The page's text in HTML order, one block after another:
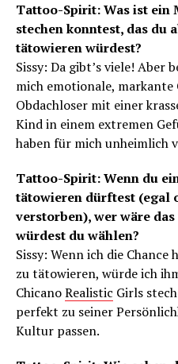
Tattoo-Spirit: Was ist ein
stechen konntest, das du
tätowieren würdest?
Sissy: Da gibt’s viele! Aber
mich emotionale,
Obdachloser mit einer
Kind in einem extremen
haben für mich unheimlich
Tattoo-Spirit: Wenn du
tätowieren dürftest (egal
verstorben), wer wäre
würdest du wählen?
Sissy: Wenn ich die
zu tätowieren, würde ich
ChicanoRealistic Girls
perfekt zu seiner
Kultur passen.